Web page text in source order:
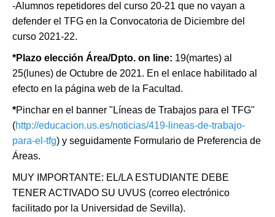
-Alumnos repetidores del curso 20-21 que no vayan a
defender el TFG en la Convocatoria de Diciembre del
curso 2021-22.
*Plazo elección Área/Dpto. on line: 19(martes) al
25(lunes) de Octubre de 2021. En el enlace habilitado al
efecto en la página web de la Facultad.
*Pinchar en el banner "Líneas de Trabajos para el TFG"
(http://educacion.us.es/noticias/419-lineas-de-trabajo-
para-el-tfg) y seguidamente Formulario de Preferencia de
Áreas.
MUY IMPORTANTE: EL/LA ESTUDIANTE DEBE
TENER ACTIVADO SU UVUS (correo electrónico
facilitado por la Universidad de Sevilla).